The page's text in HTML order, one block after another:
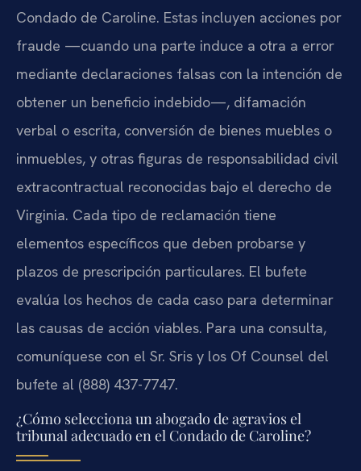
Condado de Caroline. Estas incluyen acciones por
fraude —cuando una parte induce a otra a error
mediante declaraciones falsas con la intención de
obtener un beneficio indebido—, difamación
verbal o escrita, conversión de bienes muebles o
inmuebles, y otras figuras de responsabilidad civil
extracontractual reconocidas bajo el derecho de
Virginia. Cada tipo de reclamación tiene
elementos específicos que deben probarse y
plazos de prescripción particulares. El bufete
evalúa los hechos de cada caso para determinar
las causas de acción viables. Para una consulta,
comuníquese con el Sr. Sris y los Of Counsel del
bufete al (888) 437-7747.
¿Cómo selecciona un abogado de agravios el
tribunal adecuado en el Condado de Caroline?